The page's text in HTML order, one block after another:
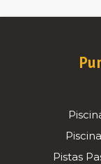
Pistas